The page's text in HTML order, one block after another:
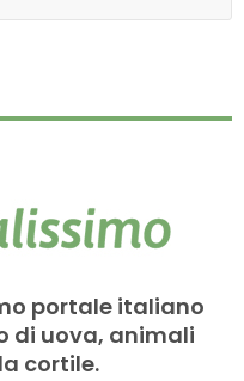
portale italiano
di uova, animali
cortile.